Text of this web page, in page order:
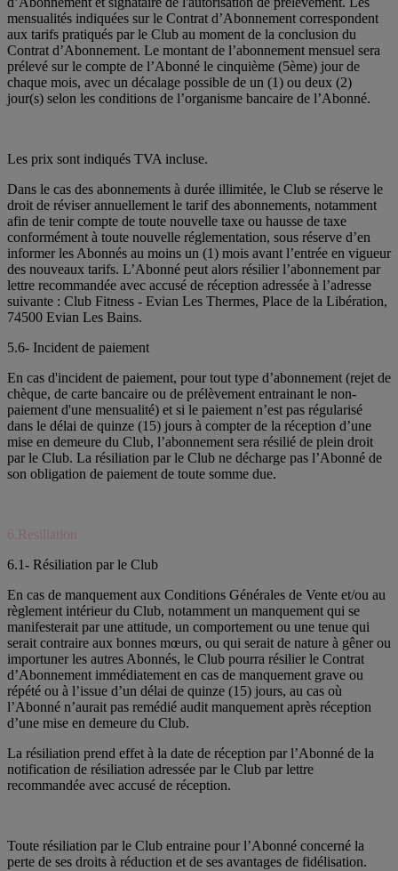
mensualités indiquées sur le Contrat d’Abonnement correspondent
aux tarifs pratiqués par le Club au moment de la conclusion du
Contrat d’Abonnement. Le montant de l’abonnement mensuel sera
prélevé sur le compte de l’Abonné le cinquième (5ème) jour de
chaque mois, avec un décalage possible de un (1) ou deux (2)
jour(s) selon les conditions de l’organisme bancaire de l’Abonné.
Les prix sont indiqués TVA incluse.
Dans le cas des abonnements à durée illimitée, le Club se réserve le
droit de réviser annuellement le tarif des abonnements, notamment
afin de tenir compte de toute nouvelle taxe ou hausse de taxe
conformément à toute nouvelle réglementation, sous réserve d’en
informer les Abonnés au moins un (1) mois avant l’entrée en vigueur
des nouveaux tarifs. L’Abonné peut alors résilier l’abonnement par
lettre recommandée avec accusé de réception adressée à l’adresse
suivante : Club Fitness - Evian Les Thermes, Place de la Libération,
74500 Evian Les Bains.
5.6- Incident de paiement
En cas d'incident de paiement, pour tout type d’abonnement (rejet de
chèque, de carte bancaire ou de prélèvement entrainant le non-
paiement d'une mensualité) et si le paiement n’est pas régularisé
dans le délai de quinze (15) jours à compter de la réception d’une
mise en demeure du Club, l’abonnement sera résilié de plein droit
par le Club. La résiliation par le Club ne décharge pas l’Abonné de
son obligation de paiement de toute somme due.
6.Resiliation
6.1- Résiliation par le Club
En cas de manquement aux Conditions Générales de Vente et/ou au
règlement intérieur du Club, notamment un manquement qui se
manifesterait par une attitude, un comportement ou une tenue qui
serait contraire aux bonnes mœurs, ou qui serait de nature à gêner ou
importuner les autres Abonnés, le Club pourra résilier le Contrat
d’Abonnement immédiatement en cas de manquement grave ou
répété ou à l’issue d’un délai de quinze (15) jours, au cas où
l’Abonné n’aurait pas remédié audit manquement après réception
d’une mise en demeure du Club.
La résiliation prend effet à la date de réception par l’Abonné de la
notification de résiliation adressée par le Club par lettre
recommandée avec accusé de réception.
Toute résiliation par le Club entraine pour l’Abonné concerné la
perte de ses droits à réduction et de ses avantages de fidélisation.